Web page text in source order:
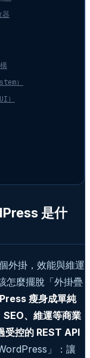
）
）
是什
外掛，效能與維運
怎麼擺脫「外掛疊
瘦身成單純
、維運等商業
受控的 REST API
」：讓